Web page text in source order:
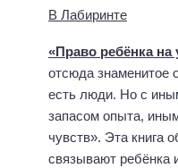
В Лабиринте
«Право ребёнка на
отсюда знаменитое
есть люди. Но с
запасом опыта,
чувств». Эта книга
связывают ребёнка